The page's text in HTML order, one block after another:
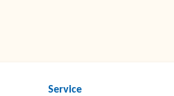
Service